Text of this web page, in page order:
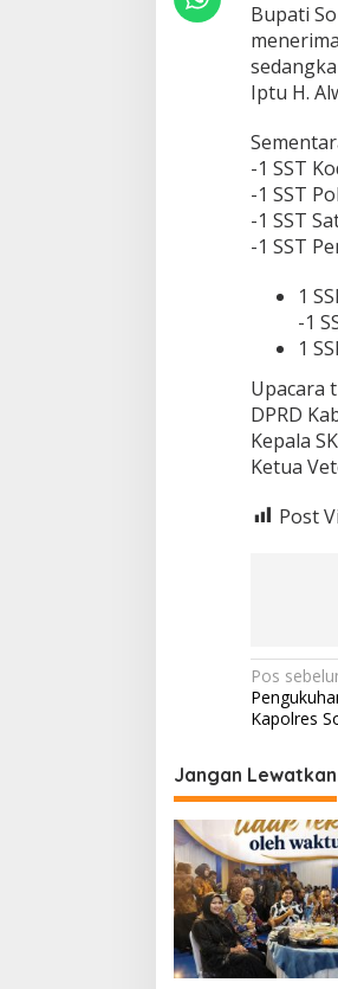
Bupati
Iptu H.
-1 SST
-1 SST
-1 SST
-1 SST
1
-1
1
Upacara
DPRD
Kepala
Ketua
Post
pos
Pos
Kapolres
Jangan Lewatkan